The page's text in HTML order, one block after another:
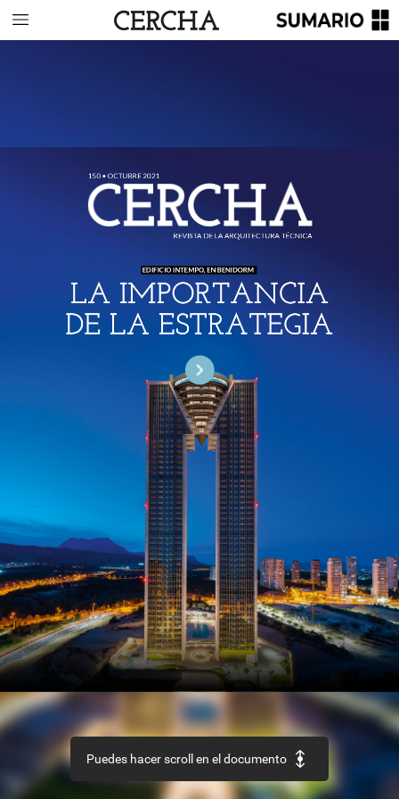
EDIFICIOINTEMPO, EN BENIDORM
LA IMPORTANCIA
DE LA ESTRATEGIA
REHABILITACIÓN
Edificio ‘LaLoza’, en Las
GranCanaria
URBANISMO
Recuperaciónde laaldea
deRuesta,en Zaragoza
REVISTA DE LA ARQUITECTURA TÉCNICA
150 • OCTUBRE 2021
Puedes hacer scroll en el documento